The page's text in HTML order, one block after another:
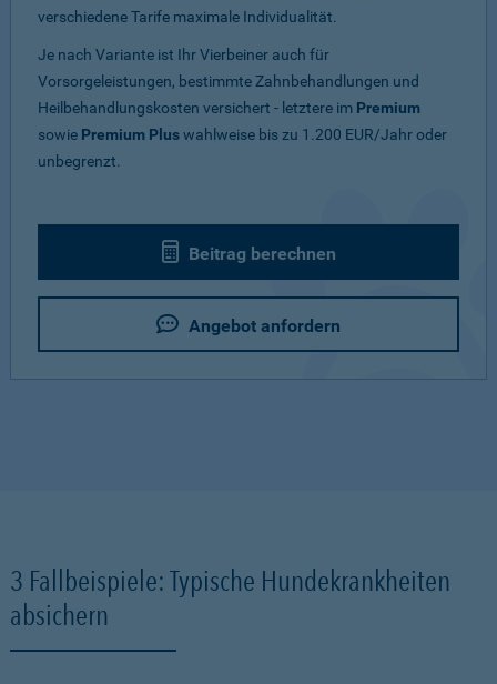
verschiedene Tarife maximale Individualität.
Je nach Variante ist Ihr Vierbeiner auch für
Vorsorgeleistungen, bestimmte Zahnbehandlungen und
Heilbehandlungskosten versichert - letztere im Premium
sowie Premium Pluswahlweise bis zu 1.200 EUR/Jahr oder
unbegrenzt.
Beitrag berechnen
Angebot anfordern
3 Fallbeispiele: Typische Hundekrankheiten
absichern